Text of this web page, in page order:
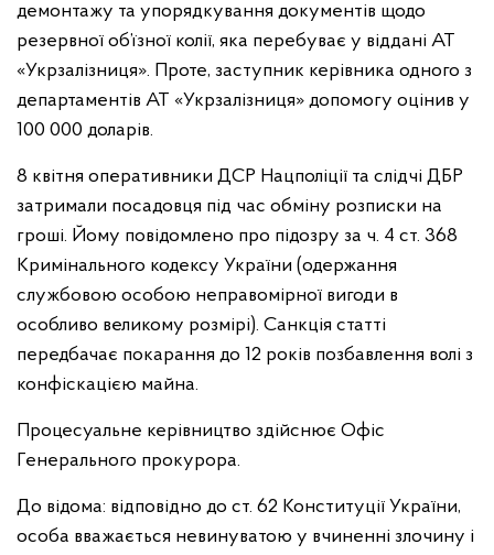
демонтажу та упорядкування документів щодо
резервної об’їзної колії, яка перебуває у віддані АТ
«Укрзалізниця». Проте, заступник керівника одного з
департаментів АТ «Укрзалізниця» допомогу оцінив у
100 000 доларів.
8 квітня оперативники ДСР Нацполіції та слідчі ДБР
затримали посадовця під час обміну розписки на
гроші. Йому повідомлено про підозру за ч. 4 ст. 368
Кримінального кодексу України (одержання
службовою особою неправомірної вигоди в
особливо великому розмірі). Санкція статті
передбачає покарання до 12 років позбавлення волі з
конфіскацією майна.
Процесуальне керівництво здійснює Офіс
Генерального прокурора.
До відома: відповідно до ст. 62 Конституції України,
особа вважається невинуватою у вчиненні злочину і